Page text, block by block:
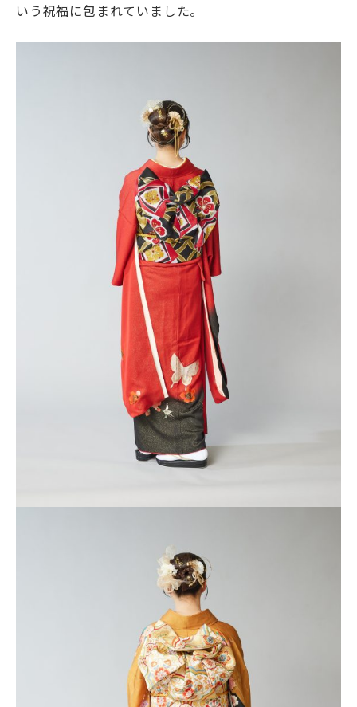
いう祝福に包まれていました。